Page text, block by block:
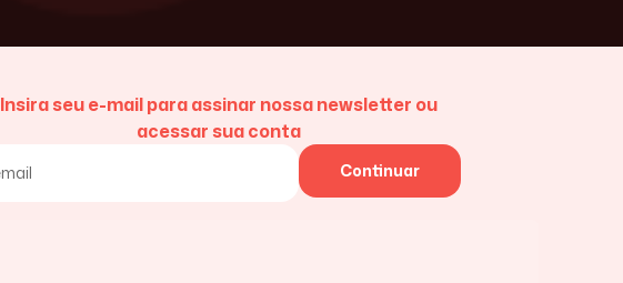
Insira seu e-mail para assinar nossa newsletter ou
acessar sua conta
Continuar